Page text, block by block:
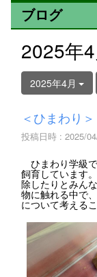
ブログ
2025年
2025年4月
＜ひまわり
投稿日時 : 2025/
ひまわり学級
飼育しています
除したりとみん
物に触れる中で
について考える